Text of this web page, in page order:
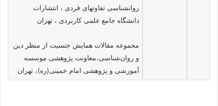
روانشناسی تفاوتهای فردی ، انتشارات
دانشگاه جامع علمی کاربردی ، تهران
مجموعه مقالات همایش جنسیت از منظر دین
و روان‌شناسی،معاونت پژوهشی موسسه
آموزشی و پژوهشی امام خمینی(ره)، تهران